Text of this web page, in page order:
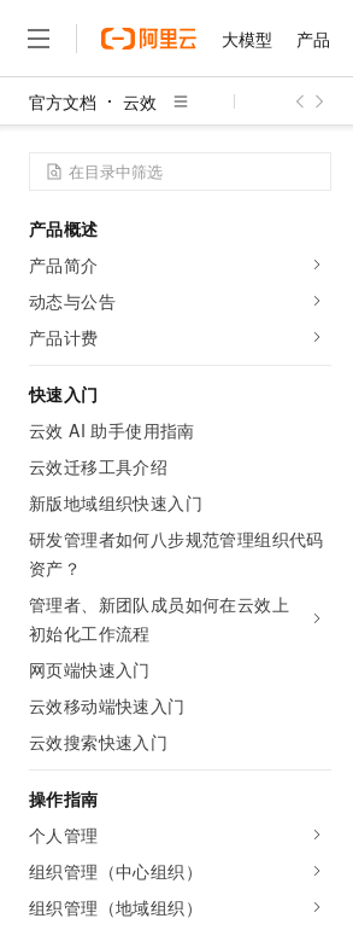
大模型 产品
官方文档 云效
产品概述
产品简介
动态与公告
产品计费
快速入门
云效 AI 助手使用指南
云效迁移工具介绍
新版地域组织快速入门
研发管理者如何八步规范管理组织代码
资产？
管理者、新团队成员如何在云效上
初始化工作流程
网页端快速入门
云效移动端快速入门
云效搜索快速入门
操作指南
个人管理
组织管理（中心组织）
组织管理（地域组织）
大模型
产品
精选产品
容器
存储
网络与CDN
安全
中间件
数据库
大数据计算
企业服务与云通信
域名与网站
终端用户计算
解决方案
精选解决方案
大数据
现代化应用
安全
网络
可观测
上云与迁云
企业出海
政企业务
权益
定价
云市场
伙伴
服务
了解阿里云